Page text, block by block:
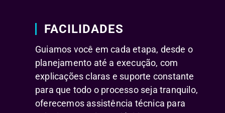
FACILIDADES
Guiamos você em cada etapa, desde o
planejamento até a execução, com
explicações claras e suporte constante
para que todo o processo seja tranquilo,
oferecemos assistência técnica para